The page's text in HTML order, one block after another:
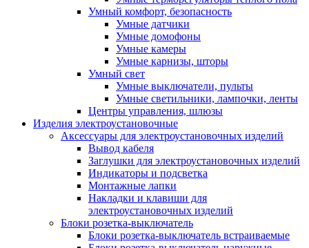
Умный комфорт, безопасность
Умные датчики
Умные домофоны
Умные камеры
Умные карнизы, шторы
Умный свет
Умные выключатели, пульты
Умные светильники, лампочки, ленты
Центры управления, шлюзы
Изделия электроустановочные
Аксессуары для электроустановочных изделий
Вывод кабеля
Заглушки для электроустановочных изделий
Индикаторы и подсветка
Монтажные лапки
Накладки и клавиши для
электроустановочных изделий
Блоки розетка-выключатель
Блоки розетка-выключатель встраиваемые